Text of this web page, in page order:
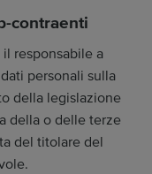
contraenti
responsabile a
personali sulla
della legislazione
della o delle terze
del titolare del